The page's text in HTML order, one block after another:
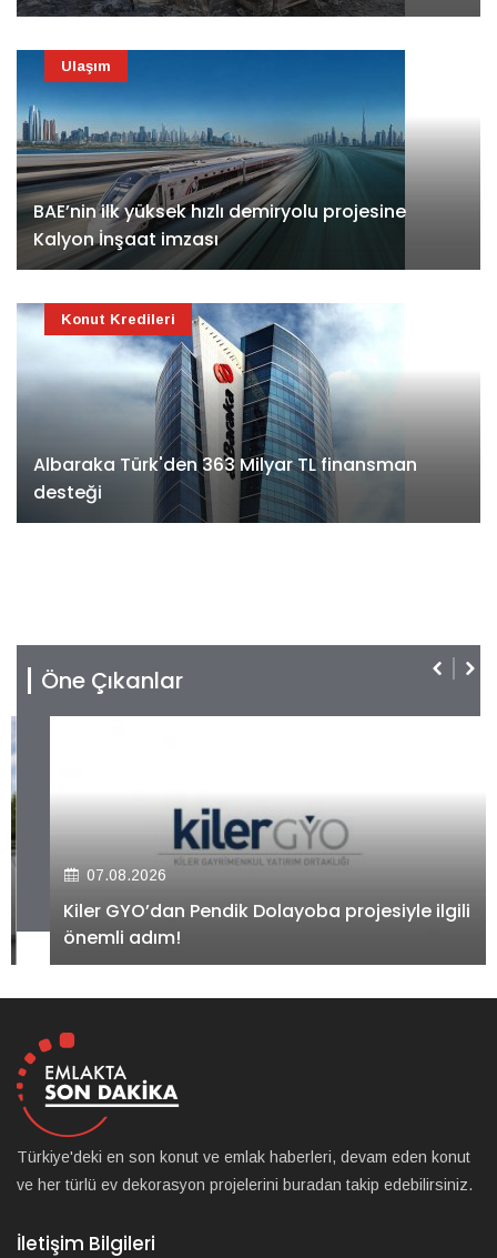
BAE’nin ilk yüksek hızlı demiryolu projesine
Kalyon İnşaat imzası
Ulaşım
Albaraka Türk'den 363 Milyar TL finansman
desteği
Konut Kredileri
Öne Çıkanlar
07.08.2026
Kiler GYO’dan Pendik Dolayoba projesiyle ilgili
önemli adım!
Türkiye'deki en son konut ve emlak haberleri, devam eden konut
ve her türlü ev dekorasyon projelerini buradan takip edebilirsiniz.
İletişim Bilgileri